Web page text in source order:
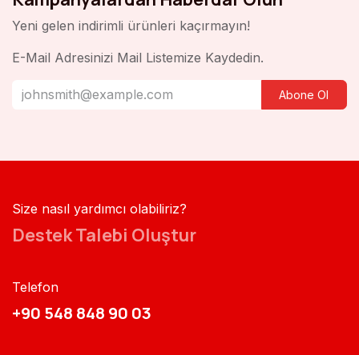
Yeni gelen indirimli ürünleri kaçırmayın!
E-Mail Adresinizi Mail Listemize Kaydedin.
Abone Ol
Size nasıl yardımcı olabiliriz?
Destek Talebi Oluştur
Telefon
+90 548 848 90 03​​